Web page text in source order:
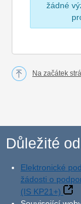
žádné
Na začátek
Důležité
Elektronické
žádosti o
(IS KP21+)